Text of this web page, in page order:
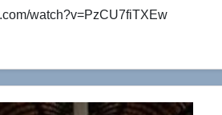
watch?v=PzCU7fiTXEw